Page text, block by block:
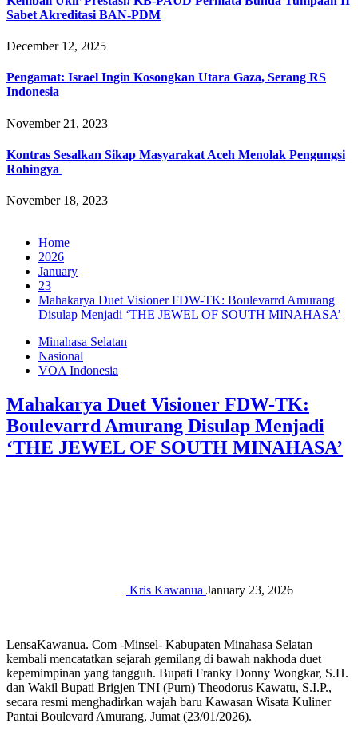
Sabet Akreditasi BAN-PDM
December 12, 2025
Pengamat: Israel Ingin Kosongkan Utara Gaza, Serang RS
Indonesia
November 21, 2023
Kontras Sesalkan Sikap Masyarakat Aceh Menolak Pengungsi
Rohingya
November 18, 2023
Home
2026
January
23
‎Mahakarya Duet Visioner FDW-TK: Boulevarrd Amurang
Disulap Menjadi ‘THE JEWEL OF SOUTH MINAHASA’
Minahasa Selatan
Nasional
VOA Indonesia
‎Mahakarya Duet Visioner FDW-TK:
Boulevarrd Amurang Disulap Menjadi
‘THE JEWEL OF SOUTH MINAHASA’
Kris Kawanua January 23, 2026
‎‎LensaKawanua. Com -Minsel- Kabupaten Minahasa Selatan
kembali mencatatkan sejarah gemilang di bawah nakhoda duet
kepemimpinan yang tangguh. Bupati Franky Donny Wongkar, S.H.
dan Wakil Bupati Brigjen TNI (Purn) Theodorus Kawatu, S.I.P.,
secara resmi menghadirkan wajah baru Kawasan Wisata Kuliner
Pantai Boulevard Amurang, Jumat (23/01/2026).‎‎